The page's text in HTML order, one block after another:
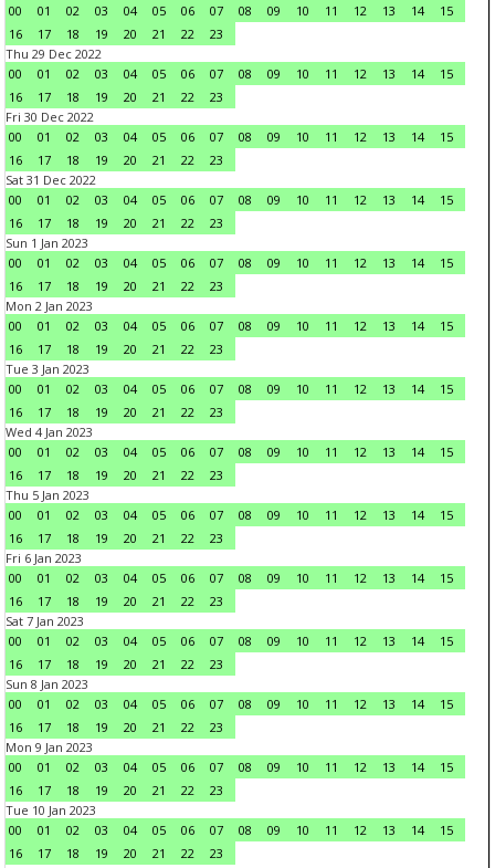
00
01 02 03 04 05 06 07 08 09 10 11 12 13 14
15
16
17 18 19 20 21 22
23
Thu 29 Dec 2022
00
01 02 03 04 05 06 07 08 09 10 11 12 13 14
15
16
17 18 19 20 21 22
23
Fri 30 Dec 2022
00
01 02 03 04 05 06 07 08 09 10 11 12 13 14
15
16
17 18 19 20 21 22
23
Sat 31 Dec 2022
00
01 02 03 04 05 06 07 08 09 10 11 12 13 14
15
16
17 18 19 20 21 22
23
Sun 1 Jan 2023
00
01 02 03 04 05 06 07 08 09 10 11 12 13 14
15
16
17 18 19 20 21 22
23
Mon 2 Jan 2023
00
01 02 03 04 05 06 07 08 09 10 11 12 13 14
15
16
17 18 19 20 21 22
23
Tue 3 Jan 2023
00
01 02 03 04 05 06 07 08 09 10 11 12 13 14
15
16
17 18 19 20 21 22
23
Wed 4 Jan 2023
00
01 02 03 04 05 06 07 08 09 10 11 12 13 14
15
16
17 18 19 20 21 22
23
Thu 5 Jan 2023
00
01 02 03 04 05 06 07 08 09 10 11 12 13 14
15
16
17 18 19 20 21 22
23
Fri 6 Jan 2023
00
01 02 03 04 05 06 07 08 09 10 11 12 13 14
15
16
17 18 19 20 21 22
23
Sat 7 Jan 2023
00
01 02 03 04 05 06 07 08 09 10 11 12 13 14
15
16
17 18 19 20 21 22
23
Sun 8 Jan 2023
00
01 02 03 04 05 06 07 08 09 10 11 12 13 14
15
16
17 18 19 20 21 22
23
Mon 9 Jan 2023
00
01 02 03 04 05 06 07 08 09 10 11 12 13 14
15
16
17 18 19 20 21 22
23
Tue 10 Jan 2023
00
01 02 03 04 05 06 07 08 09 10 11 12 13 14
15
16
17 18 19 20 21 22
23